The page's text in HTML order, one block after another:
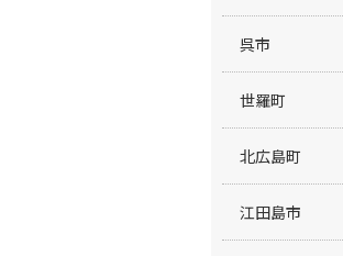
呉市
世羅町
北広島町
江田島市